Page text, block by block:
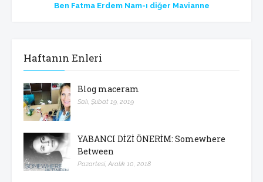
Ben Fatma Erdem Nam-ı diğer Mavianne
Haftanın Enleri
Blog maceram
Salı, Şubat 19, 2019
YABANCI DİZİ ÖNERİM: Somewhere
Between
Pazartesi, Aralık 10, 2018